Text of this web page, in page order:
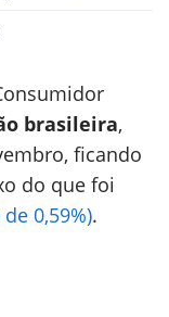
brasileira,
ficando
do que foi
0,59%).